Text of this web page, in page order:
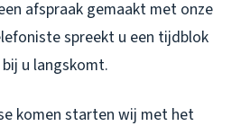
afspraak gemaakt met onze
spreekt u een tijdblok
u langskomt.
komen starten wij met het